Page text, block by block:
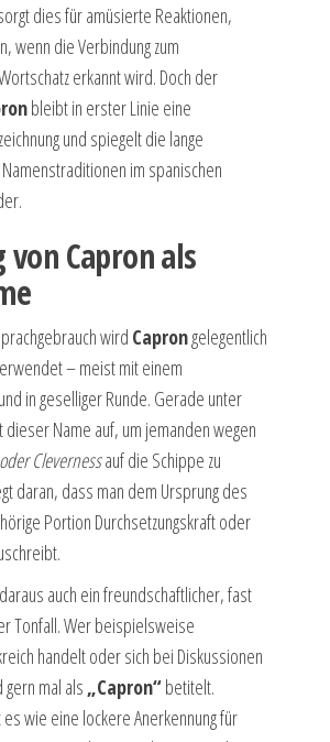
dies für amüsierte Reaktionen,
wenn die Verbindung zum
erkannt wird. Doch der
bleibt in erster Linie eine
und spiegelt die lange
im spanischen
von Capron als
wird Caprongelegentlich
– meist mit einem
in geselliger Runde. Gerade unter
dieser Name auf, um jemanden wegen
Clevernessauf die Schippe zu
daran, dass man dem Ursprung des
Portion Durchsetzungskraft oder
auch ein freundschaftlicher, fast
Tonfall. Wer beispielsweise
handelt oder sich bei Diskussionen
mal als „Capron“betitelt.
es wie eine lockere Anerkennung für